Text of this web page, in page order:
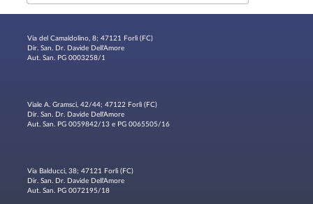
Via del Camaldolino, 8; 47121 Forlì (FC)
Dir. San. Dr. Davide Dell'Amore
Aut. San. PG 0003258/1
Viale A. Gramsci, 42/44; 47122 Forlì (FC)
Dir. San. Dr. Davide Dell'Amore
Aut. San. PG 0059842/13 e PG 0065505/16
Via Balducci, 38; 47121 Forlì (FC)
Dir. San. Dr. Davide Dell'Amore
Aut. San. PG 0072195/18